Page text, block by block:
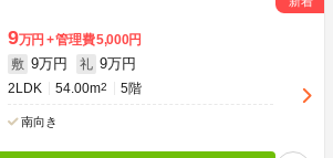
9万円 管理費5,000円
敷 9万円 礼 9万円
2LDK 54.00m2 5階
南向き